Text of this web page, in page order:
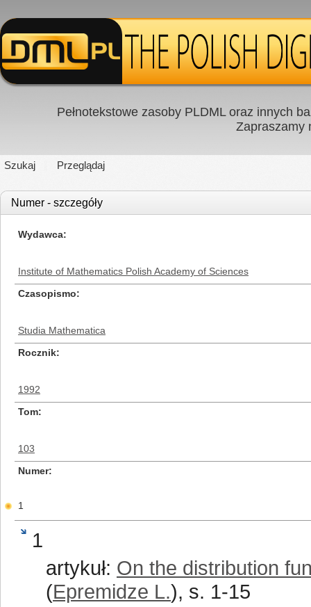
Pełnotekstowe zasoby PLDML oraz innych
Zapraszamy
Szukaj Przeglądaj
Numer - szczegóły
Wydawca
Institute of Mathematics Polish Academy of Sciences
Czasopismo
Studia Mathematica
Rocznik
1992
Tom
103
Numer
1
1
artykuł: On the distribution
(Epremidze L.), s. 1-15